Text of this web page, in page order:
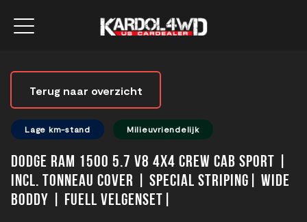
Terug naar overzicht
Lage km-stand Milieuvriendelijk
Dodge Ram 1500 5.7 V8 4x4 Crew Cab Sport |
Incl. Tonneau cover | Special striping| Wide
boddy | Fuell velgenset|